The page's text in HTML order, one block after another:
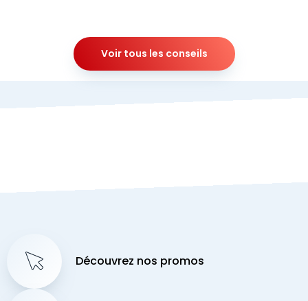
Voir tous les conseils
Découvrez nos promos